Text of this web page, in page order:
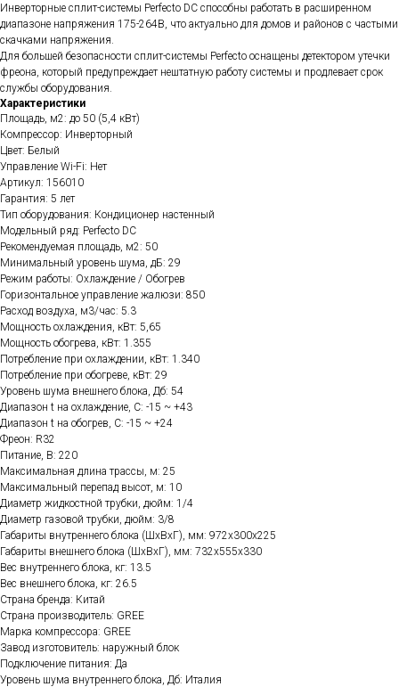
Инверторные сплит-системы Perfecto DC способны работать в расширенном
диапазоне напряжения 175-264В, что актуально для домов и районов с частыми
скачками напряжения.
Для большей безопасности сплит-системы Perfecto оснащены детектором утечки
фреона, который предупреждает нештатную работу системы и продлевает срок
службы оборудования.
Характеристики
Площадь, м2: до 50 (5,4 кВт)
Компрессор: Инверторный
Цвет: Белый
Управление Wi-Fi: Нет
Артикул: 156010
Гарантия: 5 лет
Тип оборудования: Кондиционер настенный
Модельный ряд: Perfecto DC
Рекомендуемая площадь, м2: 50
Минимальный уровень шума, дБ: 29
Режим работы: Охлаждение / Обогрев
Горизонтальное управление жалюзи: 850
Расход воздуха, м3/час: 5.3
Мощность охлаждения, кВт: 5,65
Мощность обогрева, кВт: 1.355
Потребление при охлаждении, кВт: 1.340
Потребление при обогреве, кВт: 29
Уровень шума внешнего блока, Дб: 54
Диапазон t на охлаждение, C: -15 ~ +43
Диапазон t на обогрев, C: -15 ~ +24
Фреон: R32
Питание, В: 220
Максимальная длина трассы, м: 25
Максимальный перепад высот, м: 10
Диаметр жидкостной трубки, дюйм: 1/4
Диаметр газовой трубки, дюйм: 3/8
Габариты внутреннего блока (ШхВхГ), мм: 972х300х225
Габариты внешнего блока (ШхВхГ), мм: 732х555х330
Вес внутреннего блока, кг: 13.5
Вес внешнего блока, кг: 26.5
Страна бренда: Китай
Страна производитель: GREE
Марка компрессора: GREE
Завод изготовитель: наружный блок
Подключение питания: Да
Уровень шума внутреннего блока, Дб: Италия